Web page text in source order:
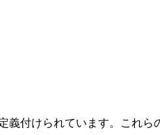
付けられています。これら